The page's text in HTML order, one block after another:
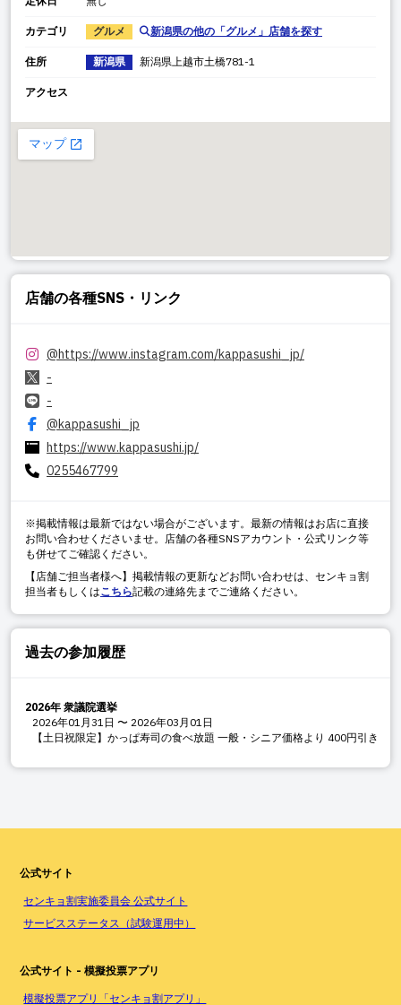
カテゴリ グルメ 新潟県の他の「グルメ 」店舗を探す
住所 新潟県 新潟県 上越市土橋781-1
アクセス
店舗の各種SNS・リンク
@https://www.instagram.com/kappasushi_jp/
-
-
@kappasushi_jp
https://www.kappasushi.jp/
0255467799
※掲載情報は最新ではない場合がございます。最新の情報はお店に直接
お問い合わせくださいませ。店舗の各種SNSアカウント・公式リンク等
も併せてご確認ください。
【店舗ご担当者様へ】掲載情報の更新などお問い合わせは、センキョ割
担当者もしくはこちら記載の連絡先までご連絡ください。
過去の参加履歴
2026年 衆議院選挙
2026年01月31日 〜 2026年03月01日
【土日祝限定】かっぱ寿司の食べ放題 一般・シニア価格より 400円引き
公式サイト
センキョ割実施委員会 公式サイト
サービスステータス（試験運用中）
公式サイト - 模擬投票アプリ
模擬投票アプリ「センキョ割アプリ」